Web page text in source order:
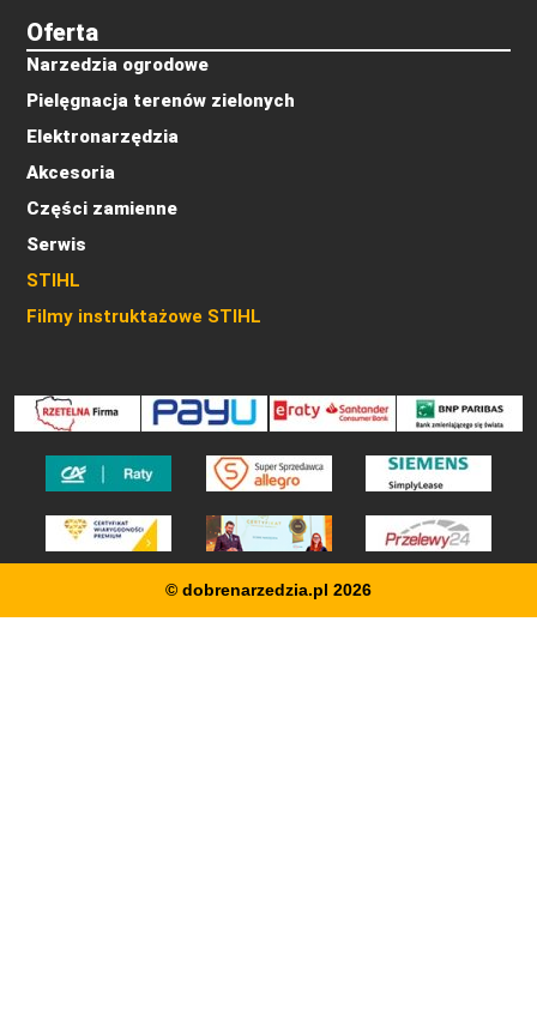
Oferta
Narzedzia ogrodowe
Pielęgnacja terenów zielonych
Elektronarzędzia
Akcesoria
Części zamienne
Serwis
STIHL
Filmy instruktażowe STIHL
© dobrenarzedzia.pl 2026